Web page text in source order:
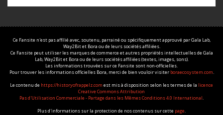
Ce Fansite n'est pas affilié avec, soutenu, parrainé ou spécifiquement approuvé par Gala Lab,
Way2Bit et Bora ou de leurs sociétés affiliées.
Ce Fansite peut utiliser les marques de commerce et autres propriétés intellectuelles de Gala
Lab, Way2Bit et Bora ou de leurs sociétés affiliées (textes, images, sons).
Les informations trouvées sur ce Fansite sont non-officielles.
Pour trouver les informations officielles Bora, merci de bien vouloir visiter boraecosystem.com.
Le contenu de https://historyofrappelz.com est mis à disposition selon les termes de la licence
Creative Commons Attribution
Pas d'Utilisation Commerciale - Partage dans les Mêmes Conditions 4.0 International.
Plus d'informations sur la protection de nos contenus sur cette page.